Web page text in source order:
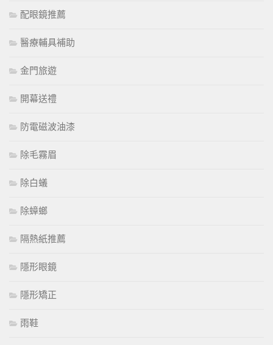
配眼鏡推薦
醫療輔具補助
金門旅遊
開幕送禮
防電磁波油漆
除毛霧眉
除白蟻
除蟑螂
隔熱紙推薦
隱形眼鏡
隱形矯正
雨鞋